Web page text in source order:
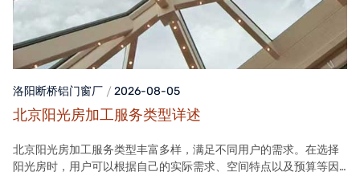
洛阳断桥铝门窗厂 2026-08-05
北京阳光房加工服务类型详述
北京阳光房加工服务类型丰富多样，满足不同用户的需求。在选择
阳光房时，用户可以根据自己的实际需求、空间特点以及预算等因